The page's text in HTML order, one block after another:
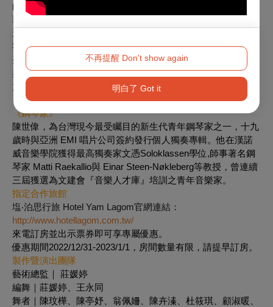
不再提醒 Don't show again
明白了 Got it
的芭蕾舞蹈訓練;此外積極尋求與國際編舞家合作/演出契機。
藉由國際交流，共同在芭蕾這個領域衝撞出新的可能性與多元
形式，為台灣的芭蕾藝術注入新視野。
我們相信，舞蹈欣賞不應該侷限於社會中某些階層。透過芭蕾
美感經驗的積累對周遭人事物產生細膩的觀照，培養出對品質
與
細節的要求。希望透過推我們的推廣，培育出具有藝術欣賞
力的下一代。
《鋼琴家》
陳世偉，為台灣現今最受矚目的新生代青年鋼琴家之一，十九
歲時與亞洲 EMI 唱片公司簽約發行個人獨奏專輯。他在漢諾
威音樂學院獲得最高獨奏家文憑Soloklassen學位,師事著名鋼
琴家 Matti Raekallio與 Einar Steen-Nøkleberg等教授，曾連續
三屆獲選為文建會『音樂人才庫』培訓之青年音樂家。
指定合作旅館
塩‧泊思行旅 Hotel Yam Lagom官網連結：
http://www.hotellagom.com.tw/
來電訂房並出示票券即可享專屬優惠。
優惠期間2022/12/31-2023/1/1，房間數量有限，請提早訂房。
製作暨演出團隊
藝術總監｜ 莊媛婷
編舞｜莊媛婷、王永同
舞者｜陳玟樺、陳亭妤、翁佩姍、陳卉溱、杜筱琪、顧淑暖、